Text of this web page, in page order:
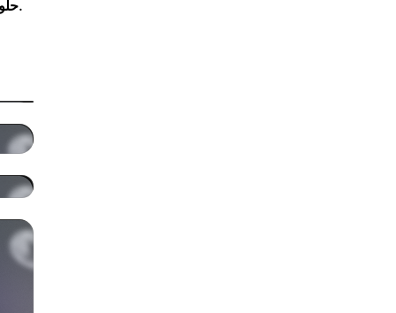
حلول الطبقة الثانية تساعد على معالجة المزيد من المعاملات خارج السلسلة الرئيسية، مما يسرّع التأكيدات ويقلل الرسوم.